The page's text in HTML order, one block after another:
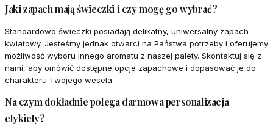
Jaki zapach mają świeczki i czy mogę go wybrać?
Standardowo świeczki posiadają delikatny, uniwersalny zapach
kwiatowy. Jesteśmy jednak otwarci na Państwa potrzeby i oferujemy
możliwość wyboru innego aromatu z naszej palety. Skontaktuj się z
nami, aby omówić dostępne opcje zapachowe i dopasować je do
charakteru Twojego wesela.
Na czym dokładnie polega darmowa personalizacja
etykiety?